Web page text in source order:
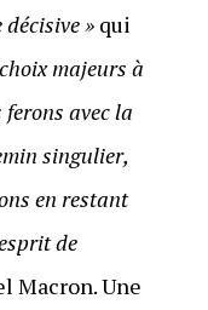
décisive »qui
majeurs à
avec la
singulier,
en restant
de
Macron. Une